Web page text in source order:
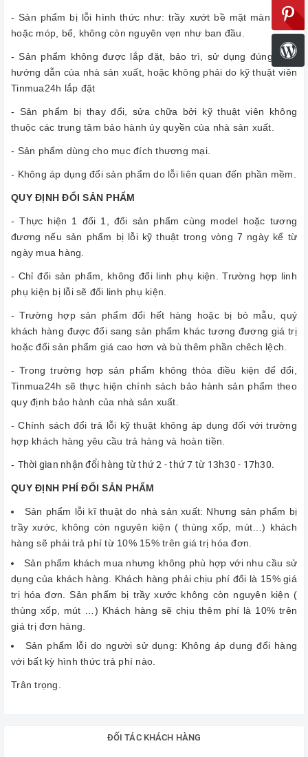
- Sản phẩm bị lỗi hình thức như: trầy xướt bề mặt màn hình,
hoặc móp, bể, không còn nguyên vẹn như ban đầu.
- Sản phẩm không được lắp đặt, bảo trì, sử dụng đúng theo
hướng dẫn của nhà sản xuất, hoặc không phải do kỹ thuật viên
Tinmua24h lắp đặt
- Sản phẩm bị thay đổi, sửa chữa bởi kỹ thuật viên không
thuộc các trung tâm bảo hành ủy quyền của nhà sản xuất.
- Sản phẩm dùng cho mục đích thương mại.
- Không áp dụng đổi sản phẩm do lỗi liên quan đến phần mềm.
QUY ĐỊNH ĐỔI SẢN PHẨM
- Thực hiện 1 đổi 1, đổi sản phẩm cùng model hoặc tương
đương nếu sản phẩm bị lỗi kỹ thuật trong vòng 7 ngày kể từ
ngày mua hàng.
- Chỉ đổi sản phẩm, không đổi linh phụ kiện. Trường hợp linh
phụ kiện bị lỗi sẽ đổi linh phụ kiện.
- Trường hợp sản phẩm đổi hết hàng hoặc bị bỏ mẫu, quý
khách hàng được đổi sang sản phẩm khác tương đương giá trị
hoặc đổi sản phẩm giá cao hơn và bù thêm phần chêch lệch.
- Trong trường hợp sản phẩm không thỏa điều kiện để đổi,
Tinmua24h sẽ thực hiện chính sách bảo hành sản phẩm theo
quy định bảo hành của nhà sản xuất.
- Chính sách đổi trả lỗi kỹ thuật không áp dụng đối với trường
hợp khách hàng yêu cầu trả hàng và hoàn tiền.
- Thời gian nhận đổi hàng từ thứ 2 - thứ 7 từ 13h30 - 17h30.
QUY ĐỊNH PHÍ ĐỔI SẢN PHẨM
Sản phẩm lỗi kĩ thuật do nhà sản xuất: Nhưng sản phẩm bị
trầy xước, không còn nguyên kiện ( thùng xốp, mút…) khách
hàng sẽ phải trả phí từ 10% 15% trên giá trị hóa đơn.
Sản phẩm khách mua nhưng không phù hợp với nhu cầu sử
dụng của khách hàng. Khách hàng phải chịu phí đổi là 15% giá
trị hóa đơn. Sản phẩm bị trầy xước không còn nguyên kiện (
thùng xốp, mút …) Khách hàng sẽ chịu thêm phí là 10% trên
giá trị đơn hàng.
Sản phẩm lỗi do người sử dụng: Không áp dụng đổi hàng
với bất kỳ hình thức trả phí nào.
Trân trọng.
ĐỐI TÁC KHÁCH HÀNG